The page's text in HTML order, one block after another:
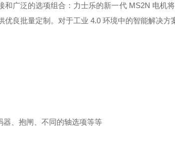
和广泛的选项组合：力士乐的新一代 MS2N 电机
良批量定制。对于工业 4.0 环境中的智能解决方
器、抱闸、不同的轴选项等等